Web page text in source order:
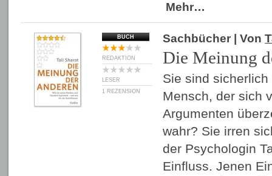
Mehr…
BUCH
REDAKTION
LESER
1 REZENSION
Sachbücher | Von
Die Meinung
Sie sind
Mensch, der sich
Argumenten
wahr? Sie irren
der Psychologin
Einfluss. Jenen